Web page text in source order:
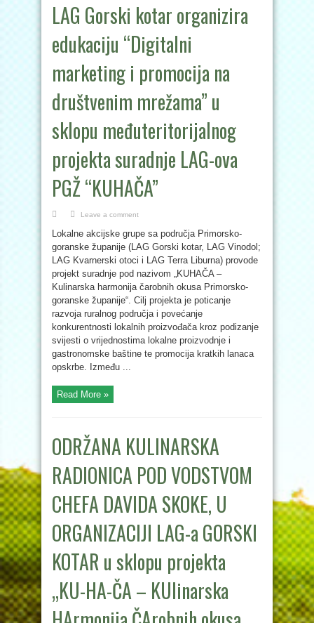
LAG Gorski kotar organizira
edukaciju “Digitalni
marketing i promocija na
društvenim mrežama” u
sklopu međuteritorijalnog
projekta suradnje LAG-ova
PGŽ “KUHAČA”
Leave a comment
Lokalne akcijske grupe sa područja Primorsko-
goranske županije (LAG Gorski kotar, LAG Vinodol;
LAG Kvarnerski otoci i LAG Terra Liburna) provode
projekt suradnje pod nazivom „KUHAČA –
Kulinarska harmonija čarobnih okusa Primorsko-
goranske županije“. Cilj projekta je poticanje
razvoja ruralnog područja i povećanje
konkurentnosti lokalnih proizvođača kroz podizanje
svijesti o vrijednostima lokalne proizvodnje i
gastronomske baštine te promocija kratkih lanaca
opskrbe. Između ...
Read More »
ODRŽANA KULINARSKA
RADIONICA POD VODSTVOM
CHEFA DAVIDA SKOKE, U
ORGANIZACIJI LAG-a GORSKI
KOTAR u sklopu projekta
„KU-HA-ČA – KUlinarska